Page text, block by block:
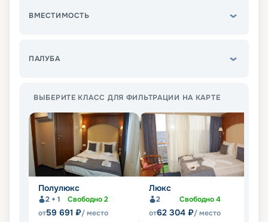
ВМЕСТИМОСТЬ
ПАЛУБА
ВЫБЕРИТЕ КЛАСС ДЛЯ ФИЛЬТРАЦИИ НА КАРТЕ
Полулюкс
2 + 1 Свободно2
от59 691 ₽/ место
Люкс
2 Свободно4
от62 304 ₽/ место